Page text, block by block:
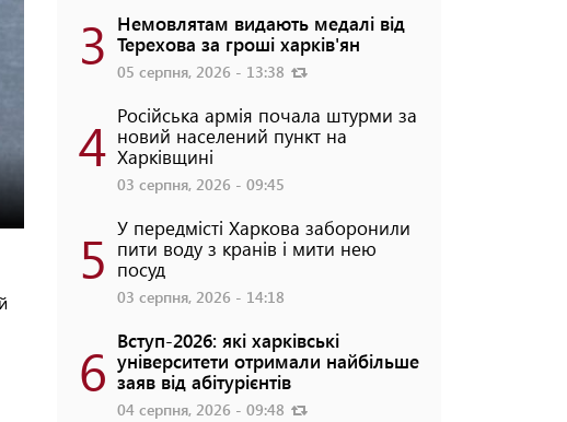
3 Немовлятам видають медалі від
Терехова за гроші харків'ян
05 серпня, 2026 - 13:38
4 Російська армія почала штурми за
новий населений пункт на
Харківщині
03 серпня, 2026 - 09:45
5 У передмісті Харкова заборонили
пити воду з кранів і мити нею
посуд
03 серпня, 2026 - 14:18
6 Вступ-2026: які харківські
університети отримали найбільше
заяв від абітурієнтів
04 серпня, 2026 - 09:48